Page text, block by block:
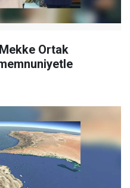
Ortak